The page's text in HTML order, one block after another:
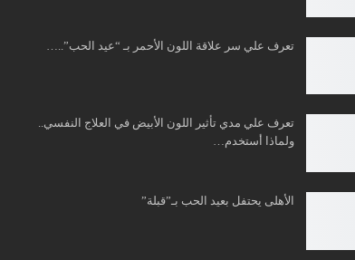
تعرف علي سر علاقة اللون الأحمر بـ “عيد الحب”..…
تعرف علي مدي تأثير اللون الأبيض في العلاج النفسي..
ولماذا أستخدم…
الأهلى يحتفل بعيد الحب بـ”قبلة”